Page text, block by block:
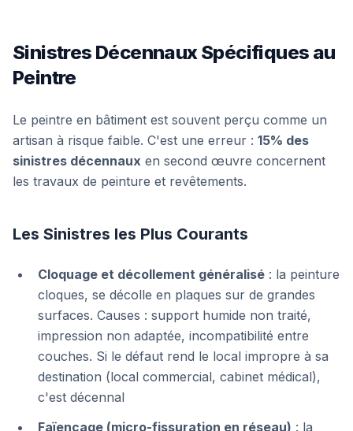
Sinistres Décennaux Spécifiques au
Peintre
Le peintre en bâtiment est souvent perçu comme un
artisan à risque faible. C'est une erreur : 15% des
sinistres décennaux en second œuvre concernent
les travaux de peinture et revêtements.
Les Sinistres les Plus Courants
Cloquage et décollement généralisé : la peinture
cloques, se décolle en plaques sur de grandes
surfaces. Causes : support humide non traité,
impression non adaptée, incompatibilité entre
couches. Si le défaut rend le local impropre à sa
destination (local commercial, cabinet médical),
c'est décennal
Faïençage (micro-fissuration en réseau) : la